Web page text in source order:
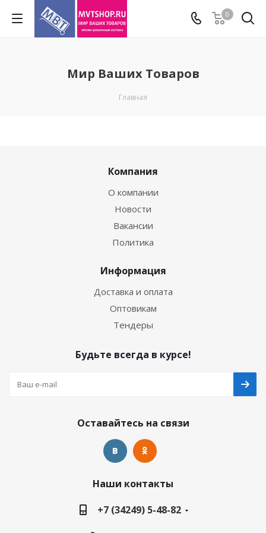
0
Мир Ваших Товаров
Главная
Компания
О компании
Новости
Вакансии
Политика
Информация
Доставка и оплата
Оптовикам
Тендеры
Будьте всегда в курсе!
Оставайтесь на связи
Наши контакты
+7 (34249) 5-48-82